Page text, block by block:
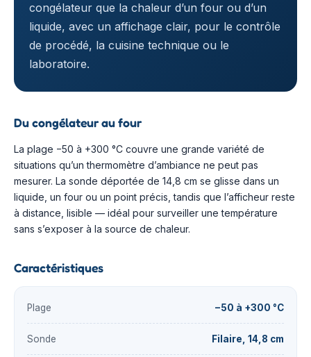
congélateur que la chaleur d’un four ou d’un
liquide, avec un affichage clair, pour le contrôle
de procédé, la cuisine technique ou le
laboratoire.
Du congélateur au four
La plage −50 à +300 °C couvre une grande variété de
situations qu’un thermomètre d’ambiance ne peut pas
mesurer. La sonde déportée de 14,8 cm se glisse dans un
liquide, un four ou un point précis, tandis que l’afficheur reste
à distance, lisible — idéal pour surveiller une température
sans s’exposer à la source de chaleur.
Caractéristiques
Plage −50 à +300 °C
Sonde Filaire, 14,8 cm